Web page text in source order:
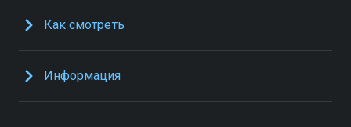
Как смотреть
Информация